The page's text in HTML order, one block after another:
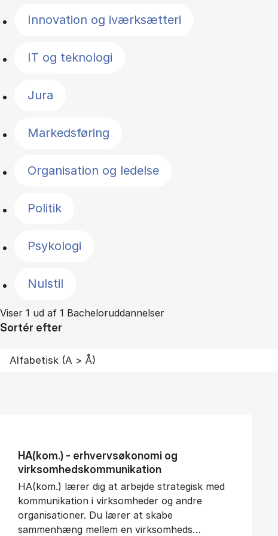
Innovation og iværksætteri
IT og teknologi
Jura
Markedsføring
Organisation og ledelse
Politik
Psykologi
Nulstil
Viser 1 ud af 1 Bacheloruddannelser
Sortér efter
HA(kom.) - erhvervs­økonomi og
virksomheds­kommunikation
HA(kom.) lærer dig at arbejde strategisk med
kommunikation i virksomheder og andre
organisationer. Du lærer at skabe
sammenhæng mellem en virksomheds…